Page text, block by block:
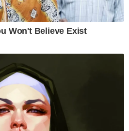
Won't Believe Exist